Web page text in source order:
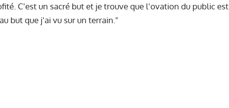
C'est un sacré but et je trouve que l'ovation du public est
but que j'ai vu sur un terrain."